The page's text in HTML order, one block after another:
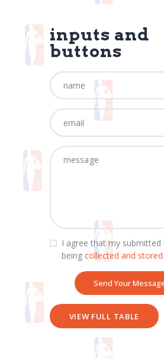
inputs and
buttons
I agree that my submitted
being collected and stored.
VIEW FULL TABLE